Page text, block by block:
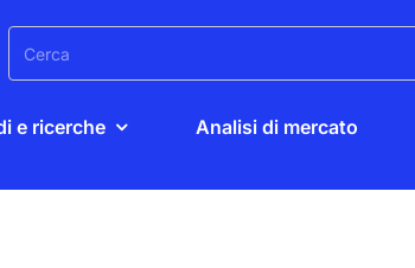
Search
for:
e ricerche Analisi di mercato